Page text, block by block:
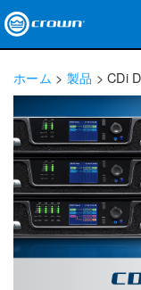
アプリケーション
ネットワークオーディオ
購入先
導入事例
私たちのストーリー
ホーム > 製品 >CDi